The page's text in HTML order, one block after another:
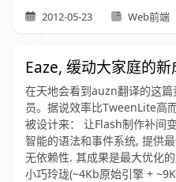
2012-05-23 Web前端
Eaze, 缓动大家庭的新
在天地会看到auzn翻译的这
员。据说效率比TweenLite高
被设计来： 让Flash制作补间
智能的语法和事件系统, 提供
无依赖性. 其成果是最大优化
小巧玲珑(~4Kb原始引擎 +